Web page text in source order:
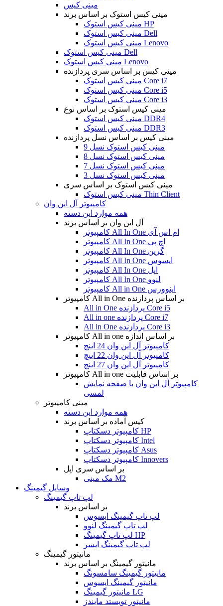
مینی کیس
مینی کیس استوک بر اساس برند
مینی کیس استوک HP
مینی کیس استوک Dell
مینی کیس استوک Lenovo
مینی کیس استوک Dell
مینی کیس استوک Lenovo
مینی کیس بر اساس سری پردازنده
مینی کیس استوک Core i7
مینی کیس استوک Core i5
مینی کیس استوک Core i3
مینی کیس استوک بر اساس نوع
مینی کیس استوک DDR4
مینی کیس استوک DDR3
مینی کیس بر اساس نسل پردازنده
مینی کیس استوک نسل 9
مینی کیس استوک نسل 8
مینی کیس استوک نسل 7
مینی کیس استوک نسل 3
مینی کیس استوک بر اساس سری
مینی کیس استوک Thin Client
کامپیوتر آل این وان
همه موارد این دسته
آل این وان بر اساس برند
کامپیوتر All In One ام اس آی
کامپیوتر All In One اچ پی
کامپیوتر All In One گرین
کامپیوتر All In One ایسوس
کامپیوتر All In One اپل
کامپیوتر All In One لنوو
کامپیوتر All in One اینوورس
کامپیوتر All in One بر اساس پردازنده
All in One پردازنده Core i5
All in one پردازنده Core i7
All in One پردازنده Core i3
کامپیوتر All in one بر اساس اندازه
کامپیوتر آل این وان 24 اینچ
کامپیوتر آل این وان 22 اینچ
کامپیوتر آل این وان 27 اینچ
کامپیوتر All in one بر اساس قابلیت
کامپیوتر آل این وان با صفحه نمایش
لمسی
مینی کامپیوتر
همه موارد این دسته
کیس آماده بر اساس برند
کامپیوتر دسکتاپ HP
کامپیوتر دسکتاپ Intel
کامپیوتر دسکتاپ Asus
کامپیوتر دسکتاپ Innovers
بر اساس سری اپل
مک مینی M2
وسایل گیمینگ
لپ تاپ گیمینگ
بر اساس برند
لپ تاپ گیمینگ ایسوس
لپ تاپ گیمینگ لنوو
لپ تاپ گیمینگ HP
لپ تاپ گیمینگ ایسر
مانیتور گیمینگ
مانیتور گیمینگ بر اساس برند
مانیتور گیمینگ سامسونگ
مانیتور گیمینگ ایسوس
مانیتور گیمینگ LG
مانیتور تویستد مایندز